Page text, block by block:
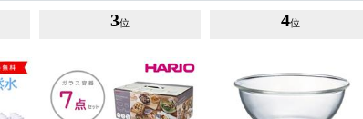
3位 4位